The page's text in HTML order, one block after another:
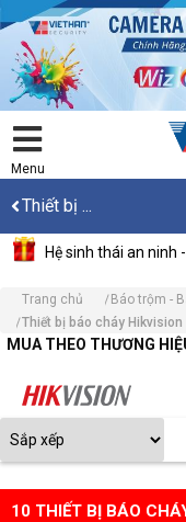
Menu
Thiết bị ...
Hệ sinh thái an
Trang chủ Báo trộm -
Thiết bị báo cháy Hikvision
MUA THEO THƯƠNG
10 THIẾT BỊ BÁO